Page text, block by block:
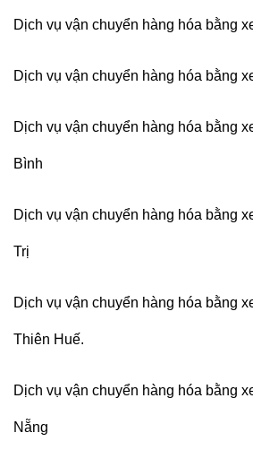
Dịch vụ vận chuyển hàng hóa bằng
Dịch vụ vận chuyển hàng hóa bằng
Dịch vụ vận chuyển hàng hóa bằng
Bình
Dịch vụ vận chuyển hàng hóa bằng
Trị
Dịch vụ vận chuyển hàng hóa bằng
Thiên Huế.
Dịch vụ vận chuyển hàng hóa bằng
Nẵng